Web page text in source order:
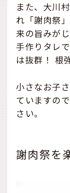
また、大川
れ「謝肉祭
来の旨みが
手作りタレ
は抜群！ 根
小さなお子
ていますの
さい。
謝肉祭を